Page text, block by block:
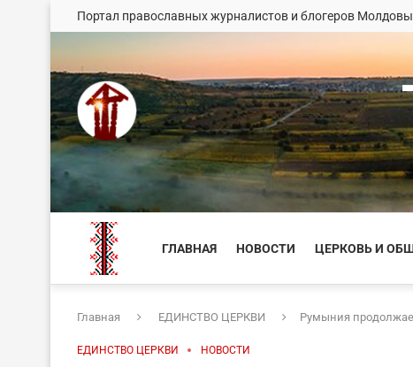
Портал православных журналистов и блогеров Молдовы
ГЛАВНАЯ НОВОСТИ ЦЕРКОВЬ И
Главная ЕДИНСТВО ЦЕРКВИ Румыния
ЕДИНСТВО ЦЕРКВИ НОВОСТИ